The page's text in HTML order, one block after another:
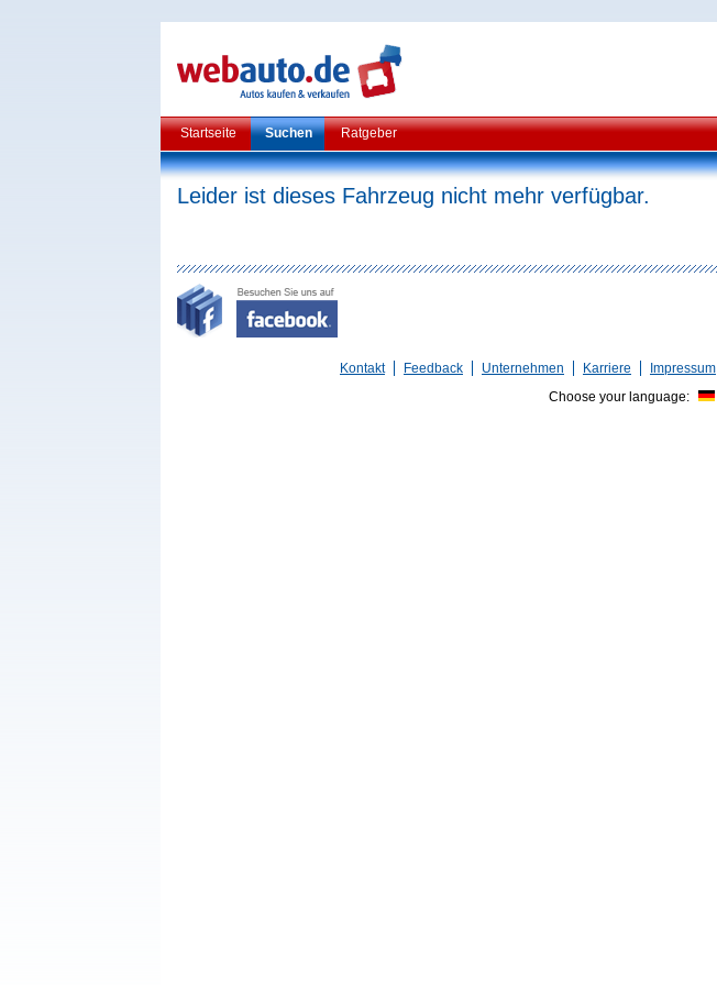
Startseite Suchen Ratgeber
Leider ist dieses Fahrzeug nicht mehr verfügbar.
Kontakt
Feedback Unternehmen Karriere Impressum
Choose your language: